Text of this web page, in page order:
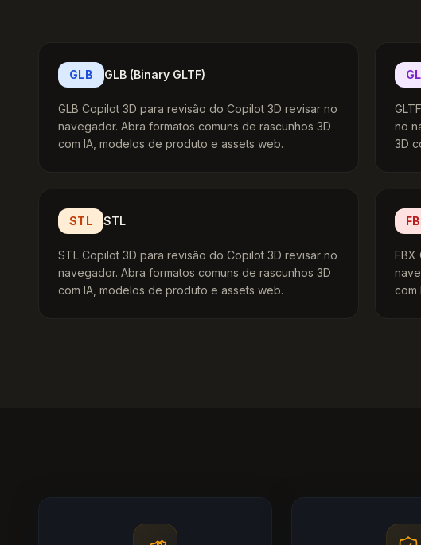
GLB GLB (Binary GLTF)
GLB Copilot 3D para revisão do Copilot 3D revisar no
navegador. Abra formatos comuns de rascunhos 3D
com IA, modelos de produto e assets web.
no
3D
STL STL
STL Copilot 3D para revisão do Copilot 3D revisar no
navegador. Abra formatos comuns de rascunhos 3D
com IA, modelos de produto e assets web.
FBX
com